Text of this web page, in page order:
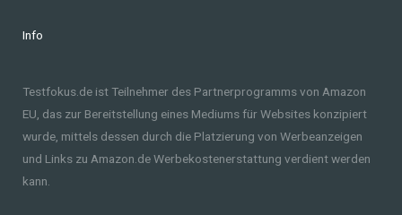
Info
Testfokus.de ist Teilnehmer des Partnerprogramms von Amazon
EU, das zur Bereitstellung eines Mediums für Websites konzipiert
wurde, mittels dessen durch die Platzierung von Werbeanzeigen
und Links zu Amazon.de Werbekostenerstattung verdient werden
kann.